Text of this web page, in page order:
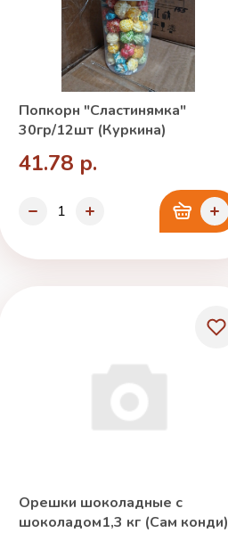
Попкорн "Сластинямка"
30гр/12шт (Куркина)
41.78 р.
Орешки шоколадные с
шоколадом1,3 кг (Сам конди)